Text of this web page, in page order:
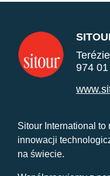
974
Sitour International
innowacji
na świecie.